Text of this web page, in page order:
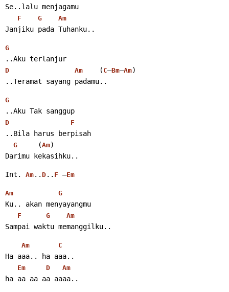
Se..lalu menjagamu
F G Am
Janjiku pada Tuhanku..
G
..Aku terlanjur
D Am
    (
C–Bm–Am)
..Teramat sayang padamu..
G
..Aku Tak sanggup
D F
..Bila harus berpisah
G
     (
Am)
Darimu kekasihku..
Int. Am .. D .. F –Em
Am G
Ku.. akan menyayangmu
F G Am
Sampai waktu memanggilku..
Am C
Ha aaa.. ha aaa..
Em D Am
ha aa aa aa aaaa..